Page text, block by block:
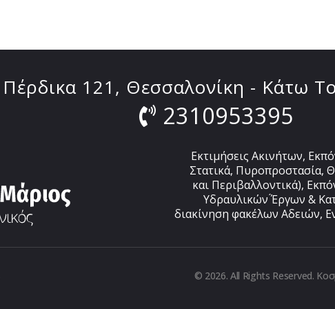
Πέρδικα 121, Θεσσαλονίκη - Κάτω
2310953395
Εκτιμήσεις Ακινήτων,
Στατικά, Πυροπροστασία,
και Περιβαλλοντικά),
Υδραυλικών ́Έργων &
διακίνηση φακέλων Αδειών,
© 2026. All Rights Reserved.